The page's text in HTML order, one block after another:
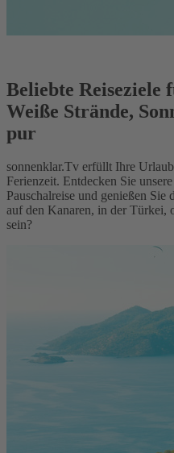
Beliebte Reiseziele
Weiße Strände,
pur
sonnenklar.Tv erfüllt Ihre
Ferienzeit. Entdecken Sie
Pauschalreise und genießen
auf den Kanaren, in der Türkei,
sein?